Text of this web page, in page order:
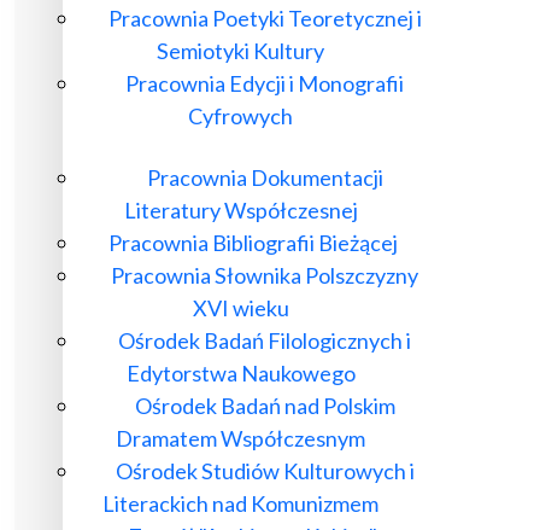
Pracownia Poetyki Teoretycznej i
Semiotyki Kultury
Pracownia Edycji i Monografii
Cyfrowych
Pracownia Dokumentacji
Literatury Współczesnej
Pracownia Bibliografii Bieżącej
Pracownia Słownika Polszczyzny
XVI wieku
Ośrodek Badań Filologicznych i
Edytorstwa Naukowego
Ośrodek Badań nad Polskim
Dramatem Współczesnym
Ośrodek Studiów Kulturowych i
Literackich nad Komunizmem